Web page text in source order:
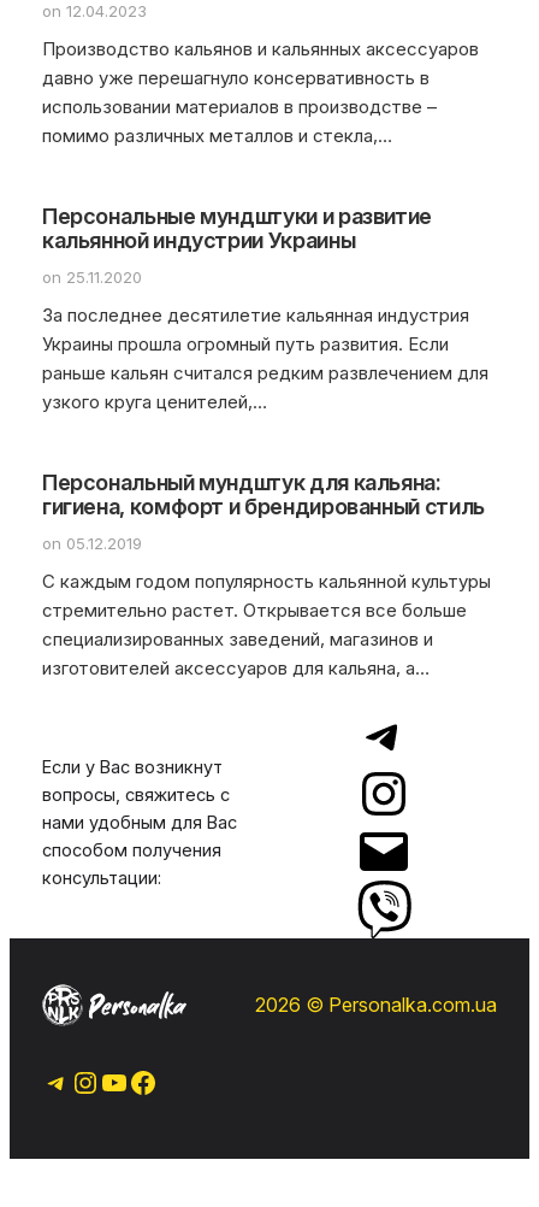
on 12.04.2023
Производство кальянов и кальянных аксессуаров
давно уже перешагнуло консервативность в
использовании материалов в производстве –
помимо различных металлов и стекла,…
Персональные мундштуки и развитие
кальянной индустрии Украины
on 25.11.2020
За последнее десятилетие кальянная индустрия
Украины прошла огромный путь развития. Если
раньше кальян считался редким развлечением для
узкого круга ценителей,…
Персональный мундштук для кальяна:
гигиена, комфорт и брендированный стиль
on 05.12.2019
С каждым годом популярность кальянной культуры
стремительно растет. Открывается все больше
специализированных заведений, магазинов и
изготовителей аксессуаров для кальяна, а…
Если у Вас возникнут
вопросы, свяжитесь с
нами удобным для Вас
способом получения
консультации:
2026 © Personalka.com.ua
Telegram
Instagram
YouTube
Facebook